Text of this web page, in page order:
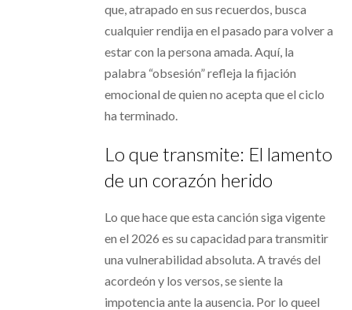
que, atrapado en sus recuerdos, busca
cualquier rendija en el pasado para volver a
estar con la persona amada. Aquí, la
palabra “obsesión” refleja la fijación
emocional de quien no acepta que el ciclo
ha terminado.
Lo que transmite: El lamento
de un corazón herido
Lo que hace que esta canción siga vigente
en el 2026 es su capacidad para transmitir
una vulnerabilidad absoluta. A través del
acordeón y los versos, se siente la
impotencia ante la ausencia. Por lo queel